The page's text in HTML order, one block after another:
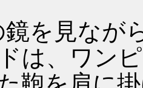
を見なが
は、ワン